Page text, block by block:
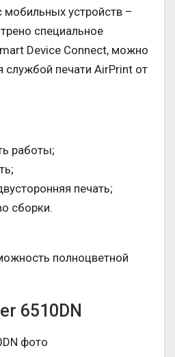
устройств –
специальное
Device Connect, можно
службой печати AirPrint от
работы;
печать;
сборки.
полноцветной
6510DN